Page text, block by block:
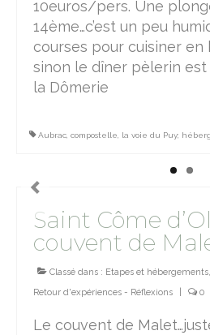
10euros/pers. Une
14ème…c’est un peu
courses pour cuisiner en
sinon le dîner pèlerin
la Dômerie
Aubrac compostelle la voie du Puy;
Saint Côme
couvent de
Classé dans : Etapes et hébergements,
Retour d'expériences - Réflexions
0
Le couvent de